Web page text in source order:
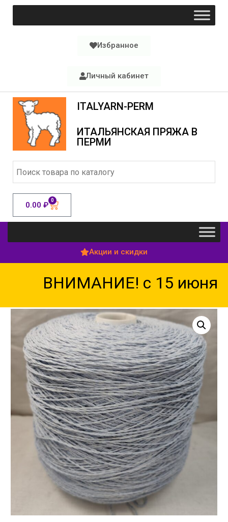
Избранное
Личный кабинет
ITALYARN-PERM
ИТАЛЬЯНСКАЯ ПРЯЖА В
ПЕРМИ
0.00 ₽ 0
Акции и скидки
ВНИМАНИЕ! с 15 июня